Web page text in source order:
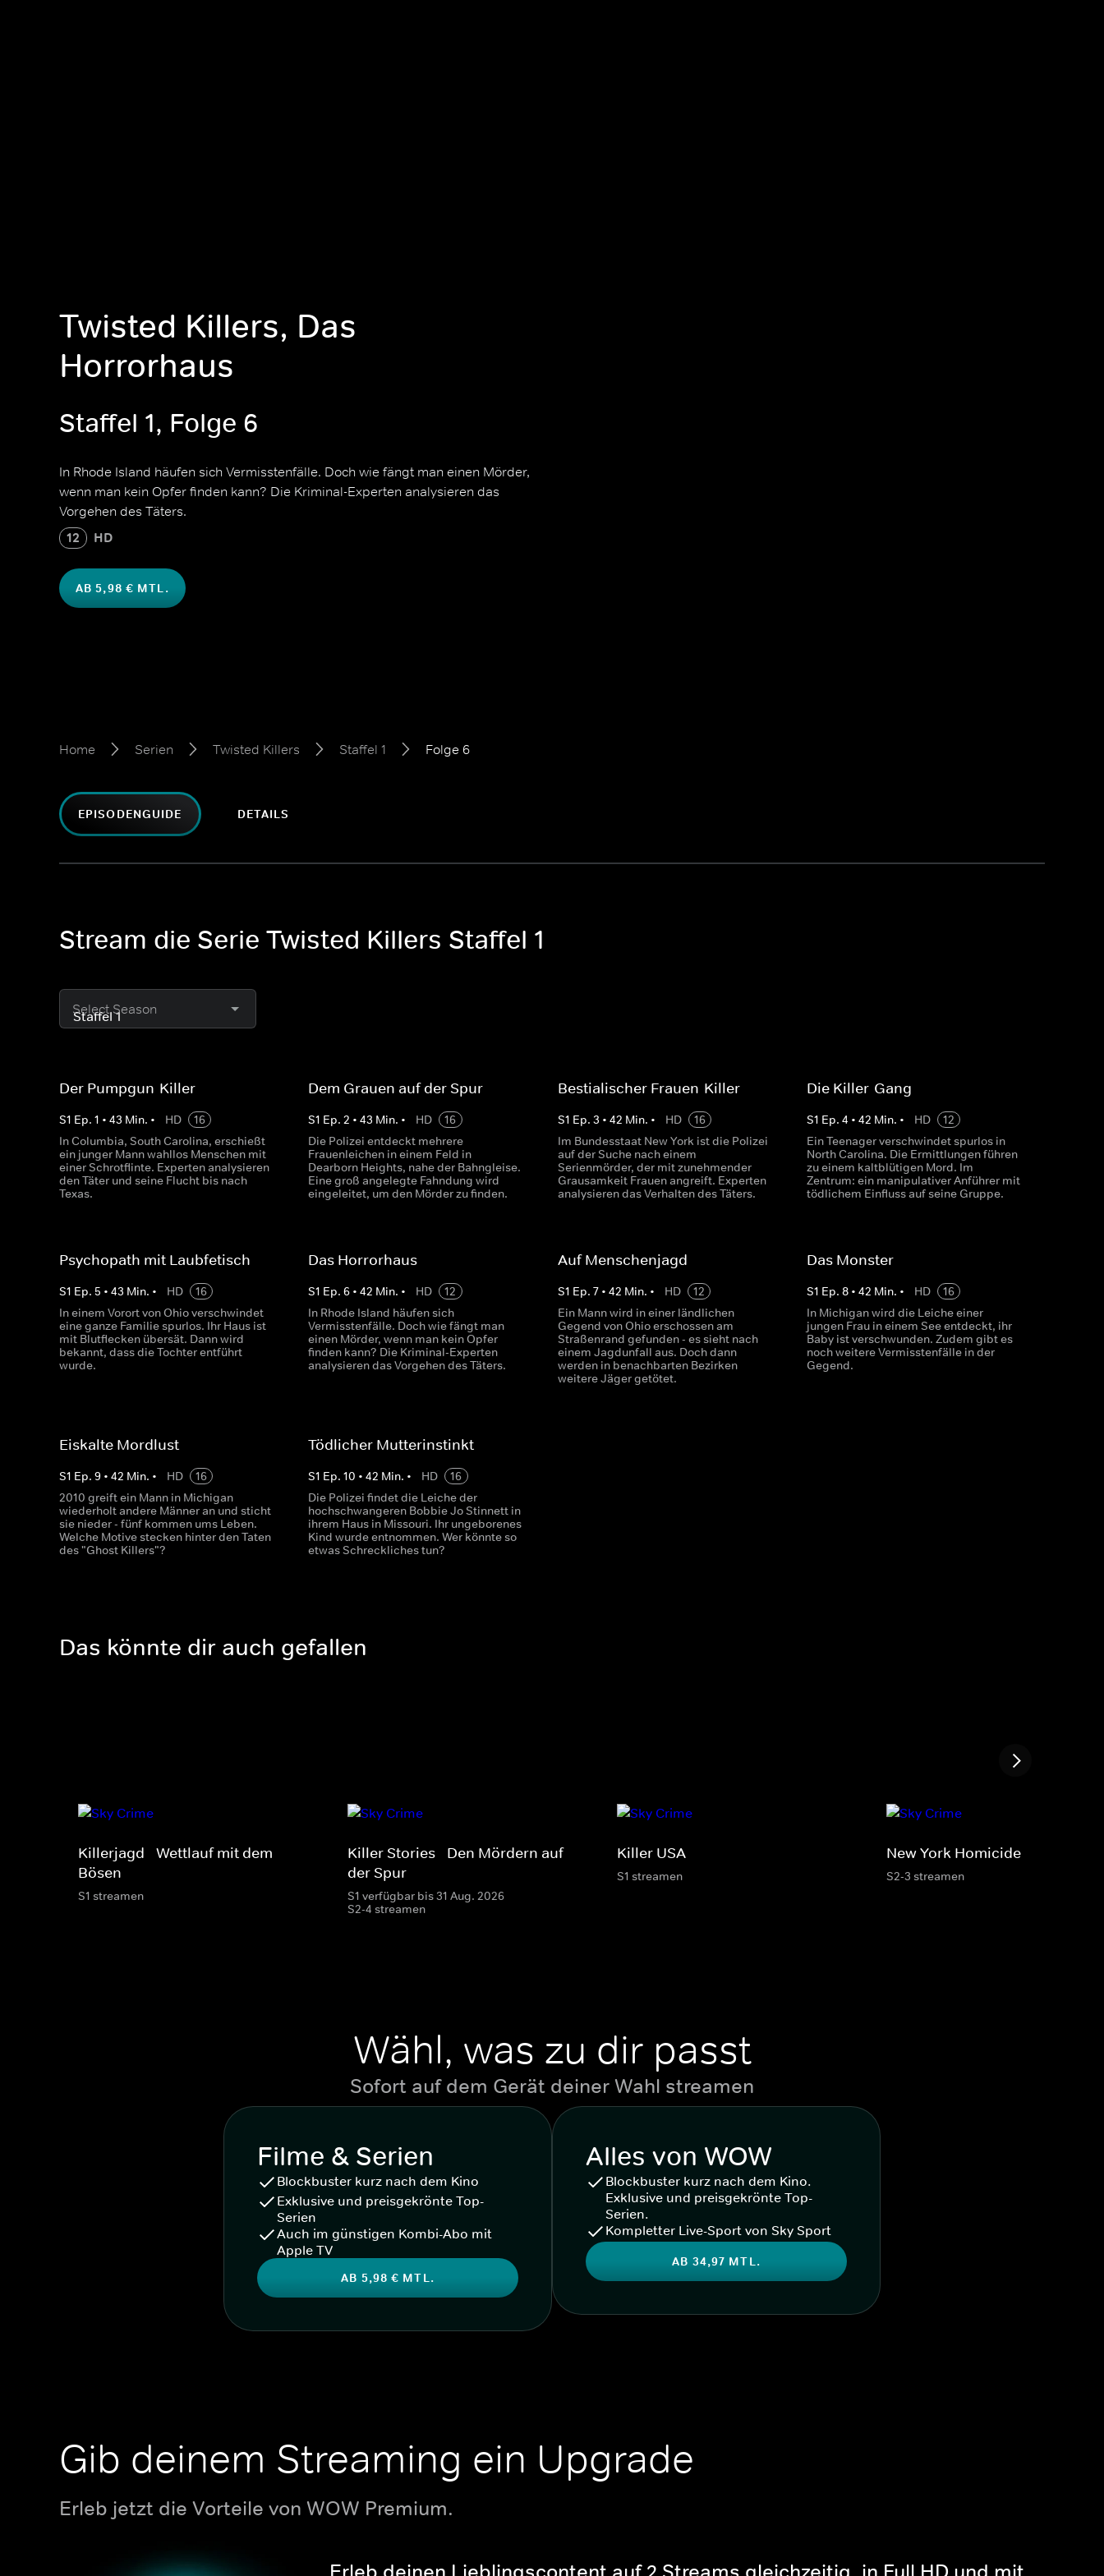
Twisted Killers, Das
Horrorhaus
Staffel 1, Folge 6
In Rhode Island häufen sich Vermisstenfälle. Doch wie fängt man einen Mörder,
wenn man kein Opfer finden kann? Die Kriminal-Experten analysieren das
Vorgehen des Täters.
12 HD
AB 5,98 € MTL.
Home Serien Twisted Killers Staffel 1 Folge 6
EPISODENGUIDE DETAILS
Stream die Serie Twisted Killers Staffel 1
Select Season
Der Pumpgun-Killer
S1 Ep. 1 • 43 Min. • HD
16
In Columbia, South Carolina, erschießt
ein junger Mann wahllos Menschen mit
einer Schrotflinte. Experten analysieren
den Täter und seine Flucht bis nach
Texas.
Dem Grauen auf der Spur
S1 Ep.2 •43 Min. • HD
16
Die Polizei entdeckt mehrere
Frauenleichen in einem Feld in
Dearborn Heights, nahe der Bahngleise.
Eine groß angelegte Fahndung wird
eingeleitet, um den Mörder zu finden.
Bestialischer Frauen-Killer
S1 Ep. 3 • 42 Min. • HD
16
Im Bundesstaat New York ist die Polizei
auf der Suche nach einem
Serienmörder, der mit zunehmender
Grausamkeit Frauen angreift. Experten
analysieren das Verhalten des Täters.
Die Killer-Gang
S1 Ep. 4 • 42 Min. • HD
12
Ein Teenager verschwindet spurlos in
North Carolina. Die Ermittlungen führen
zu einem kaltblütigen Mord. Im
Zentrum: ein manipulativer Anführer mit
tödlichem Einfluss auf seine Gruppe.
Psychopath mit Laubfetisch
S1 Ep. 5 • 43 Min. • HD
16
In einem Vorort von Ohio verschwindet
eine ganze Familie spurlos. Ihr Haus ist
mit Blutflecken übersät. Dann wird
bekannt, dass die Tochter entführt
wurde.
Das Horrorhaus
S1 Ep.6 •42 Min. • HD
12
In Rhode Island häufen sich
Vermisstenfälle. Doch wie fängt man
einen Mörder, wenn man kein Opfer
finden kann? Die Kriminal-Experten
analysieren das Vorgehen des Täters.
Auf Menschenjagd
S1 Ep. 7• 42 Min. • HD
12
Ein Mann wird in einer ländlichen
Gegend von Ohio erschossen am
Straßenrand gefunden - es sieht nach
einem Jagdunfall aus. Doch dann
werden in benachbarten Bezirken
weitere Jäger getötet.
Das Monster
S1 Ep. 8• 42 Min. • HD
16
In Michigan wird die Leiche einer
jungen Frau in einem See entdeckt, ihr
Baby ist verschwunden. Zudem gibt es
noch weitere Vermisstenfälle in der
Gegend.
Eiskalte Mordlust
S1 Ep. 9 • 42 Min. • HD
16
2010 greift ein Mann in Michigan
wiederholt andere Männer an und sticht
sie nieder - fünf kommen ums Leben.
Welche Motive stecken hinter den Taten
des "Ghost Killers"?
Tödlicher Mutterinstinkt
S1 Ep.10 •42 Min. • HD
16
Die Polizei findet die Leiche der
hochschwangeren Bobbie Jo Stinnett in
ihrem Haus in Missouri. Ihr ungeborenes
Kind wurde entnommen. Wer könnte so
etwas Schreckliches tun?
Das könnte dir auch gefallen
Killerjagd - Wettlauf mit dem
Bösen
S1 streamen
Killer Stories - Den Mördern auf
der Spur
S1 verfügbar bis 31 Aug. 2026
S2-4 streamen
Killer USA
S1 streamen
New York Homicide
S2-3 streamen
Wähl, was zu dir passt
Sofort auf dem Gerät deiner Wahl streamen
Filme & Serien
Blockbuster kurz nach dem Kino
Exklusive und preisgekrönte Top-
Serien
Auch im günstigen Kombi-Abo mit
Apple TV
AB 5,98 € MTL.
Alles von WOW
Blockbuster kurz nach dem Kino.
Exklusive und preisgekrönte Top-
Serien.
Kompletter Live-Sport von Sky Sport
AB 34,97 MTL.
Gib deinem Streaming ein Upgrade
Erleb jetzt die Vorteile von WOW Premium.